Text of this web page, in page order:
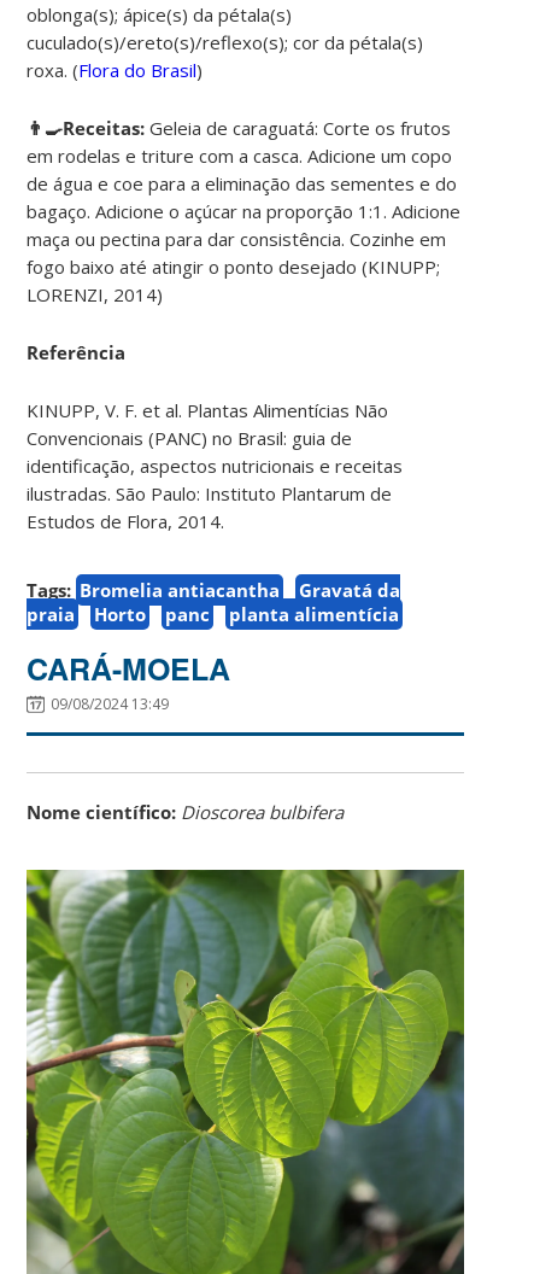
oblonga(s); ápice(s) da pétala(s)
cuculado(s)/ereto(s)/reflexo(s); cor da pétala(s)
roxa. (Flora do Brasil)
👨‍🍳Receitas:Geleia de caraguatá:Corte os frutos
em rodelas e triture com a casca. Adicione um copo
de água e coe para a eliminação das sementes e do
bagaço. Adicione o açúcar na proporção 1:1. Adicione
maça ou pectina para dar consistência. Cozinhe em
fogo baixo até atingir o ponto desejado (KINUPP;
LORENZI, 2014)
Referência
KINUPP, V. F. et al. Plantas Alimentícias Não
Convencionais (PANC) no Brasil: guia de
identificação, aspectos nutricionais e receitas
ilustradas. São Paulo: Instituto Plantarum de
Estudos de Flora, 2014.
Tags: Bromelia antiacantha
Gravatá da
praia
Horto panc planta alimentícia
CARÁ-MOELA
09/08/2024 13:49
Nome científico: Dioscorea bulbifera